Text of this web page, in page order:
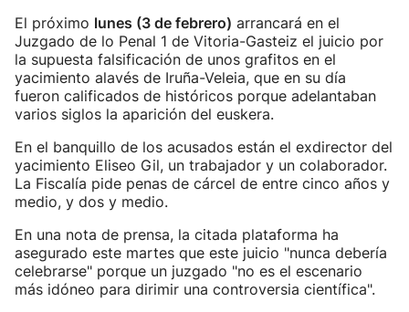
El próximo lunes (3 de febrero) arrancará en el
Juzgado de lo Penal 1 de Vitoria-Gasteiz el juicio por
la supuesta falsificación de unos grafitos en el
yacimiento alavés de Iruña-Veleia, que en su día
fueron calificados de históricos porque adelantaban
varios siglos la aparición del euskera.
En el banquillo de los acusados están el exdirector del
yacimiento Eliseo Gil, un trabajador y un colaborador.
La Fiscalía pide penas de cárcel de entre cinco años y
medio, y dos y medio.
En una nota de prensa, la citada plataforma ha
asegurado este martes que este juicio "nunca debería
celebrarse" porque un juzgado "no es el escenario
más idóneo para dirimir una controversia científica".